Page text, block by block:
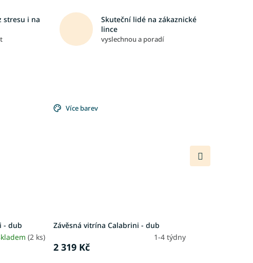
stresu i na
Skuteční lidé na zákaznické
lince
vyslechnou a poradí
- dub
(2 ks)
Více barev
Závěsná vitrína Calabrini - dub
1-4 týdny
2 319 Kč
Další
produkt